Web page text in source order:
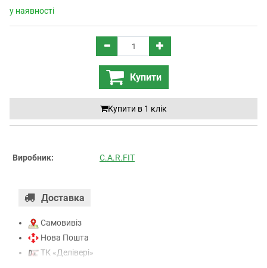
у наявності
Купити
Купити в 1 клiк
Виробник: C.A.R.FIT
Доставка
Самовивіз
Нова Пошта
ТК «Делівері»